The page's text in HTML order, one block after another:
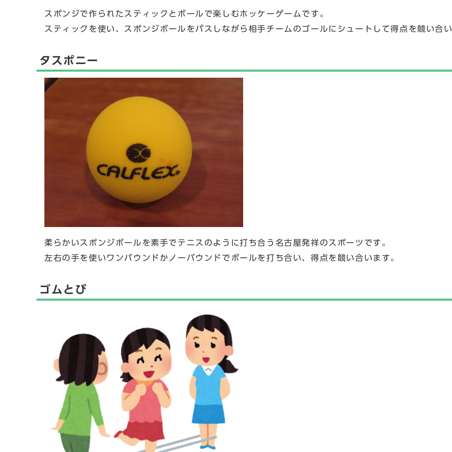
スポンジで作られたスティックとボールで楽しむホッケーゲームです。
スティックを使い、スポンジボールをパスしながら相手チームのゴールにシュートして得点を競い合
タスポニー
柔らかいスポンジボールを素手でテニスのように打ち合う名古屋発祥のスポーツです。
左右の手を使いワンバウンドかノーバウンドでボールを打ち合い、得点を競い合います。
ゴムとび